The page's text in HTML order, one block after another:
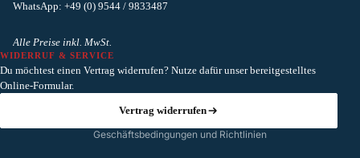
WhatsApp: +49 (0) 9544 / 9833487
Alle Preise inkl. MwSt.
WIDERRUF & SERVICE
Du möchtest einen Vertrag widerrufen? Nutze dafür unser bereitgestelltes
Online-Formular.
Vertrag widerrufen
Geschäftsbedingungen und Richtlinien
Datenschutzerklärung
AGB
Versand
Kontaktinformationen